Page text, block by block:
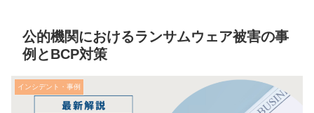
公的機関におけるランサムウェア被害の事
例とBCP対策
インシデント・事例